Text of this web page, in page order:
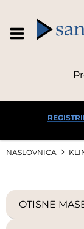
NASLOVNICA
OTISNE